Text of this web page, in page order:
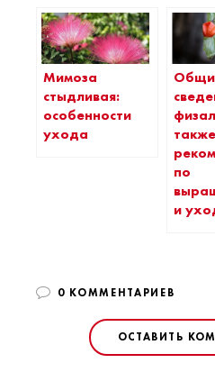
Мимоза
стыдливая:
особенности
ухода
также
по
и
0 КОММЕНТАРИЕВ
ОСТАВИТЬ